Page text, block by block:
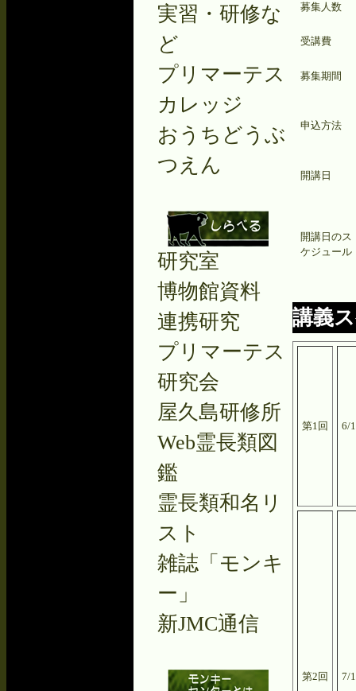
募集人数
受講費
募集期間
申込方法
開講日
開講日のス
ケジュール
講義
第1回 6/
第2回 7/
実習・研修な
ど
プリマーテス
カレッジ
おうちどうぶ
つえん
研究室
博物館資料
連携研究
プリマーテス
研究会
屋久島研修所
Web霊長類図
鑑
霊長類和名リ
スト
雑誌「モンキ
ー」
新JMC通信